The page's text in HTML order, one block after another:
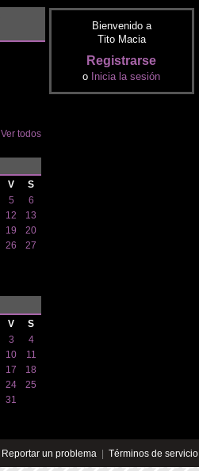
Ver todos
V
S
5
6
12
13
19
20
26
27
V
S
3
4
10
11
17
18
24
25
31
Bienvenido a
Tito Macia
Registrarse
o Inicia la sesión
Reportar un problema| Términos de servicio